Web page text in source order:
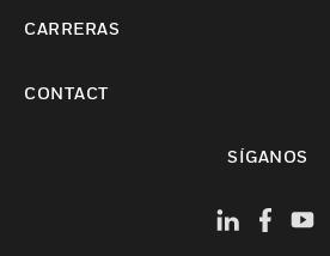
CARRERAS
CONTACT
SÍGANOS